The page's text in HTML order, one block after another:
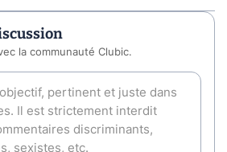
la communauté Clubic.